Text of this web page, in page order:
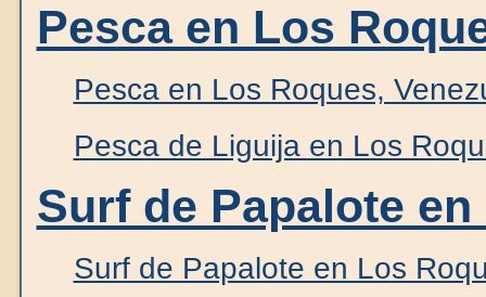
Pesca en Los
Pesca en Los Roques,
Pesca de Liguija en Los
Surf de Papalote
Surf de Papalote en Los